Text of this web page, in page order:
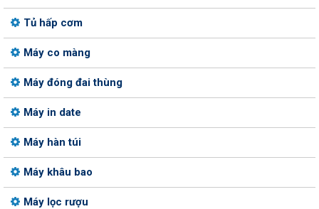
Tủ hấp cơm
Máy co màng
Máy đóng đai thùng
Máy in date
Máy hàn túi
Máy khâu bao
Máy lọc rượu